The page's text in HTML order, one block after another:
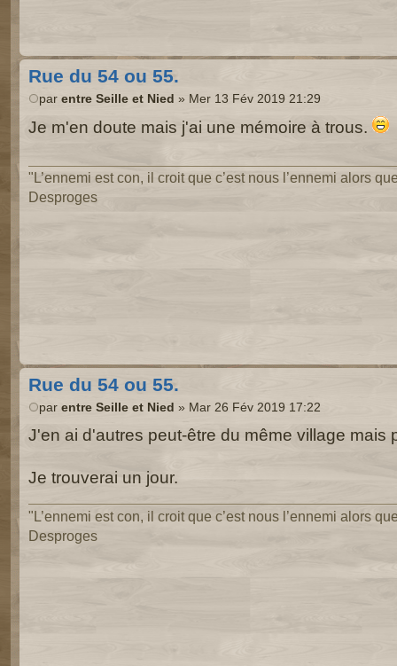
Rue du 54 ou 55.
par entre Seille et Nied » Mer 13 Fév 2019 21:29
Je m'en doute mais j'ai une mémoire à trous.
"L’ennemi est con, il croit que c’est nous l’ennemi alors
Desproges
Rue du 54 ou 55.
par entre Seille et Nied » Mar 26 Fév 2019 17:22
J'en ai d'autres peut-être du même village mais
Je trouverai un jour.
"L’ennemi est con, il croit que c’est nous l’ennemi alors
Desproges